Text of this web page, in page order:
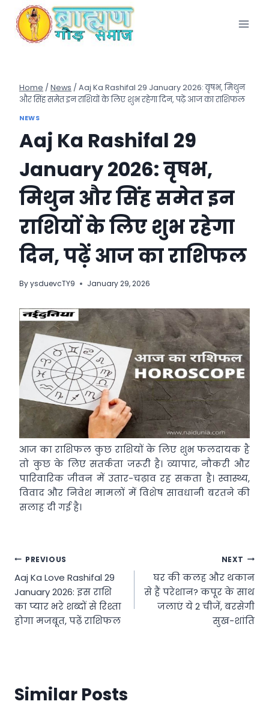
content
Home / News / Aaj Ka Rashifal 29 January 2026: वृषभ, मिथुन
और सिंह समेत इन राशियों के लिए शुभ रहेगा दिन, पढ़ें आज का राशिफल
NEWS
Aaj Ka Rashifal 29
January 2026: वृषभ,
मिथुन और सिंह समेत इन
राशियों के लिए शुभ रहेगा
दिन, पढ़ें आज का राशिफल
ByysduevcTY9 January 29, 2026
आज का राशिफल कुछ राशियों के लिए शुभ फलदायक है
तो कुछ के लिए सतर्कता जरूरी है। व्यापार, नौकरी और
पारिवारिक जीवन में उतार-चढ़ाव रह सकता है। स्वास्थ्य,
विवाद और निवेश मामलों में विशेष सावधानी बरतने की
सलाह दी गई है।
Post
navigation
PREVIOUS
Aaj Ka Love Rashifal 29
January 2026: इस राशि
का प्यार भरे शब्दों से रिश्ता
होगा मजबूत, पढ़ें राशिफल
NEXT
घर की कलह और थकान
से हैं परेशान? कपूर के साथ
जलाएं ये 2 चीजें, बरसेगी
सुख-शांति
Similar Posts